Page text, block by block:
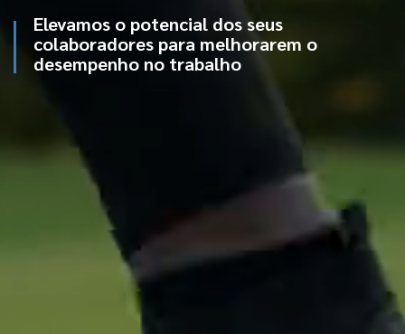
Elevamos o potencial dos seus
colaboradores para melhorarem o
desempenho no trabalho